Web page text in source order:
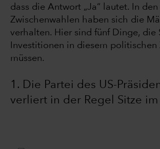
dass die Antwort „Ja“ lautet. In
Zwischenwahlen haben sich die
verhalten. Hier sind fünf Dinge, die
Investitionen in diesem politischen
müssen.
1. Die Partei des US-
verliert in der Regel Sitze im